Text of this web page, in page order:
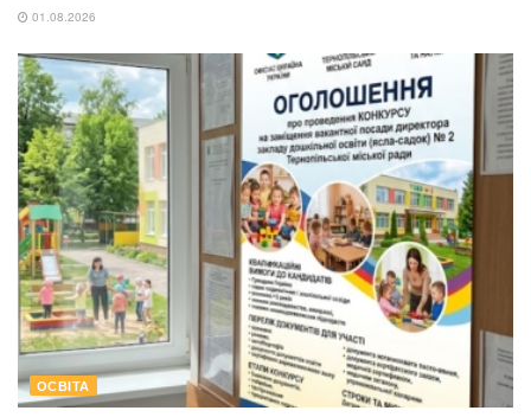
01.08.2026
ОСВІТА